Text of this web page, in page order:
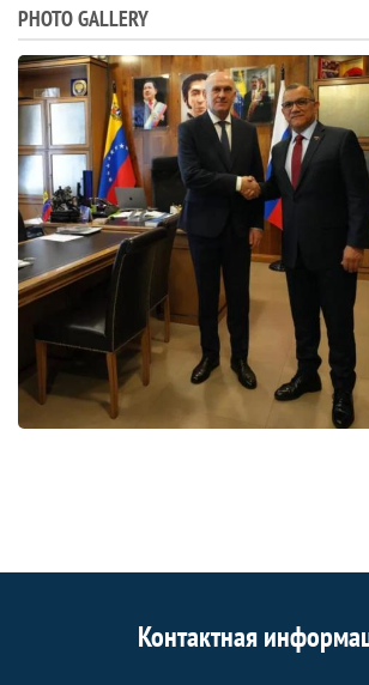
PHOTO GALLERY
Контактная